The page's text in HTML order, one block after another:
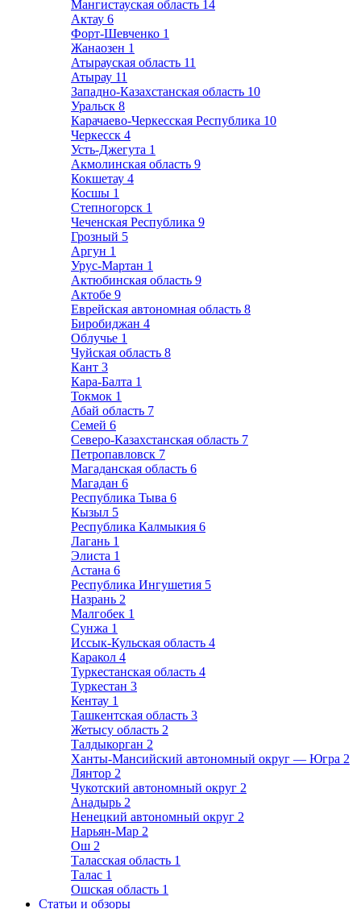
Мангистауская область 14
Актау 6
Форт-Шевченко 1
Жанаозен 1
Атырауская область 11
Атырау 11
Западно-Казахстанская область 10
Уральск 8
Карачаево-Черкесская Республика 10
Черкесск 4
Усть-Джегута 1
Акмолинская область 9
Кокшетау 4
Косшы 1
Степногорск 1
Чеченская Республика 9
Грозный 5
Аргун 1
Урус-Мартан 1
Актюбинская область 9
Актобе 9
Еврейская автономная область 8
Биробиджан 4
Облучье 1
Чуйская область 8
Кант 3
Кара-Балта 1
Токмок 1
Абай область 7
Семей 6
Северо-Казахстанская область 7
Петропавловск 7
Магаданская область 6
Магадан 6
Республика Тыва 6
Кызыл 5
Республика Калмыкия 6
Лагань 1
Элиста 1
Астана 6
Республика Ингушетия 5
Назрань 2
Малгобек 1
Сунжа 1
Иссык-Кульская область 4
Каракол 4
Туркестанская область 4
Туркестан 3
Кентау 1
Ташкентская область 3
Жетысу область 2
Талдыкорган 2
Ханты-Мансийский автономный округ — Югра 2
Лянтор 2
Чукотский автономный округ 2
Анадырь 2
Ненецкий автономный округ 2
Нарьян-Мар 2
Ош 2
Таласская область 1
Талас 1
Ошская область 1
Статьи и обзоры